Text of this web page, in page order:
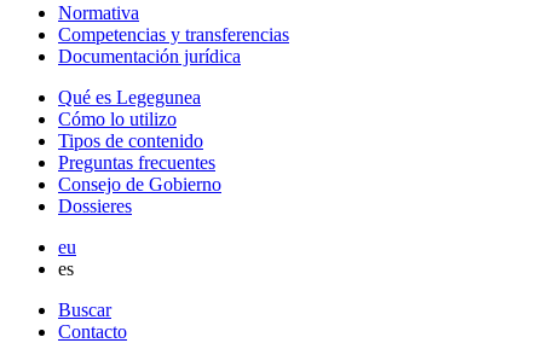
Normativa
Competencias y transferencias
Documentación jurídica
Qué es Legegunea
Cómo lo utilizo
Tipos de contenido
Preguntas frecuentes
Consejo de Gobierno
Dossieres
eu
es
Buscar
Contacto